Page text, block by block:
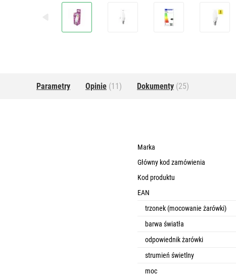
Parametry Opinie (11) Dokumenty (25)
Marka
Główny kod zamówienia
Kod produktu
EAN
trzonek (mocowanie żarówki)
barwa światła
odpowiednik żarówki
strumień świetlny
moc